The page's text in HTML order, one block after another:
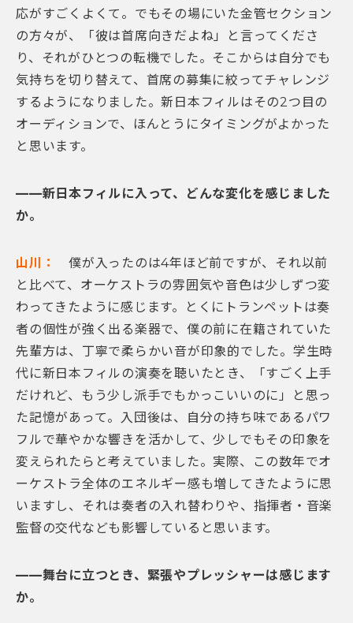
応がすごくよくて。でもその場にいた金管セクション
の方々が、「彼は首席向きだよね」と言ってくださ
り、それがひとつの転機でした。そこからは自分でも
気持ちを切り替えて、首席の募集に絞ってチャレンジ
するようになりました。新日本フィルはその2つ目の
オーディションで、ほんとうにタイミングがよかった
と思います。
——新日本フィルに入って、どんな変化を感じました
か。
山川：
僕が入ったのは4年ほど前ですが、それ以前
と比べて、オーケストラの雰囲気や音色は少しずつ変
わってきたように感じます。とくにトランペットは奏
者の個性が強く出る楽器で、僕の前に在籍されていた
先輩方は、丁寧で柔らかい音が印象的でした。学生時
代に新日本フィルの演奏を聴いたとき、「すごく上手
だけれど、もう少し派手でもかっこいいのに」と思っ
た記憶があって。入団後は、自分の持ち味であるパワ
フルで華やかな響きを活かして、少しでもその印象を
変えられたらと考えていました。実際、この数年でオ
ーケストラ全体のエネルギー感も増してきたように思
いますし、それは奏者の入れ替わりや、指揮者・音楽
監督の交代なども影響していると思います。
——舞台に立つとき、緊張やプレッシャーは感じます
か。